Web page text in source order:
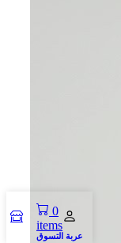
0
items
عربة التسوق